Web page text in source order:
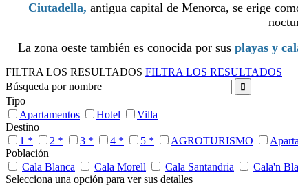
Ciutadella, antigua capital de Menorca, se erige
La zona oeste también es conocida por sus playas y
FILTRA LOS RESULTADOS FILTRA LOS RESULTADOS
Búsqueda por nombre
Tipo
Apartamentos
Hotel
Villa
Destino
1 *
2 * 3 * 4 * 5 * AGROTURISMO
Población
Cala Blanca
Cala Morell Cala Santandria Cala'n
Selecciona una opción para ver sus detalles